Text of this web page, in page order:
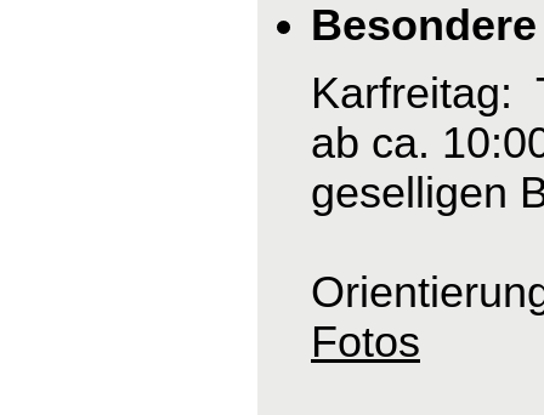
Karfreitag:
ab ca.
geselligen
Fotos